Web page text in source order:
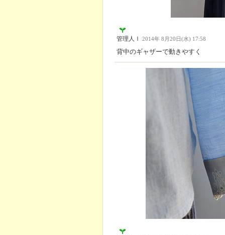
管理人Ｉ 2014年 8月20日(水) 17:58
背中のギャザーで動きやすく